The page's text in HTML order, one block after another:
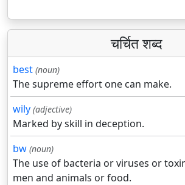
चर्चित शब्द
best (noun)
The supreme effort one can make.
wily (adjective)
Marked by skill in deception.
bw (noun)
The use of bacteria or viruses or
men and animals or food.